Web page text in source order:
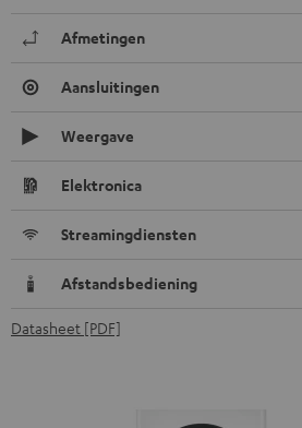
Afmetingen
Aansluitingen
Weergave
Elektronica
Streamingdiensten
Afstandsbediening
Datasheet [PDF]